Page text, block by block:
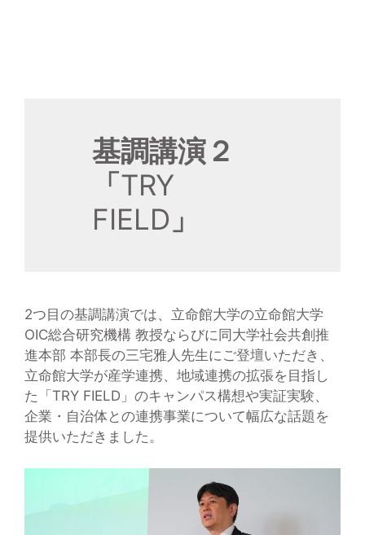
基調講演２
「TRY
FIELD 」
2つ目の基調講演では、立命館大学の立命館大学
OIC総合研究機構 教授ならびに同大学社会共創推
進本部 本部長の三宅雅人先生にご登壇いただき、
立命館大学が産学連携、地域連携の拡張を目指し
た「TRY FIELD」のキャンパス構想や実証実験、
企業・自治体との連携事業について幅広な話題を
提供いただきました。